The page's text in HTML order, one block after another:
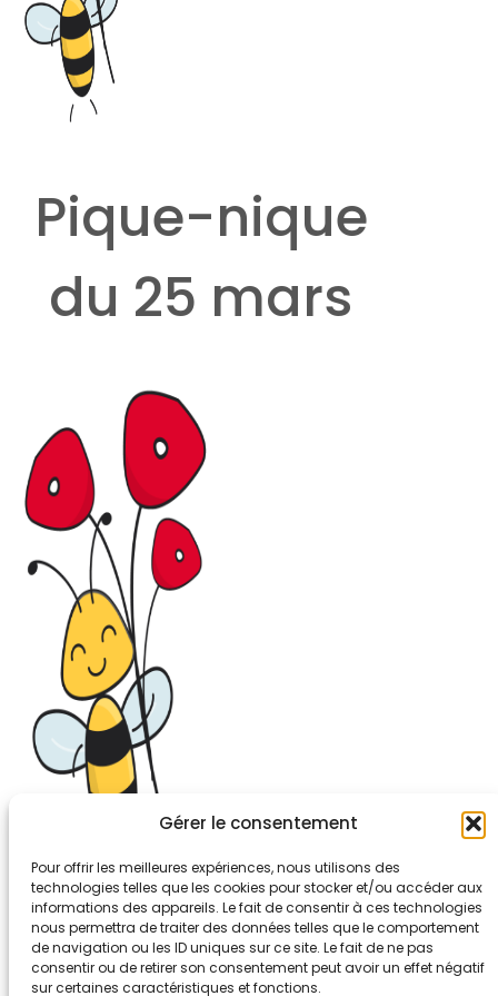
Gérer le consentement
Pour offrir les meilleures expériences, nous utilisons des
technologies telles que les cookies pour stocker et/ou accéder aux
informations des appareils. Le fait de consentir à ces technologies
nous permettra de traiter des données telles que le comportement
de navigation ou les ID uniques sur ce site. Le fait de ne pas
consentir ou de retirer son consentement peut avoir un effet négatif
sur certaines caractéristiques et fonctions.
Pique-nique
du 25 mars
26-30, rue de Bellevue
92700 COLOMBES
Tél. 01.56.83.88.30